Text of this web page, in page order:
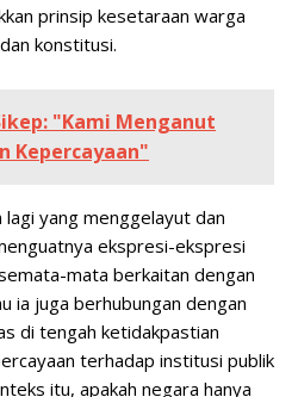
prinsip kesetaraan warga
konstitusi.
"Kami Menganut
Kepercayaan"
yang menggelayut dan
ekspresi-ekspresi
mata berkaitan dengan
ia juga berhubungan dengan
di tengah ketidakpastian
terhadap institusi publik
itu, apakah negara hanya